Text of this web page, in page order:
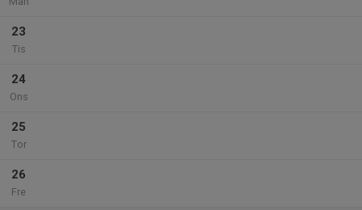
23
Tis
24
Ons
25
Tor
26
Fre